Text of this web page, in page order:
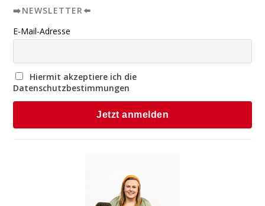
➡️NEWSLETTER⬅️
E-Mail-Adresse
Hiermit akzeptiere ich die
Datenschutzbestimmungen